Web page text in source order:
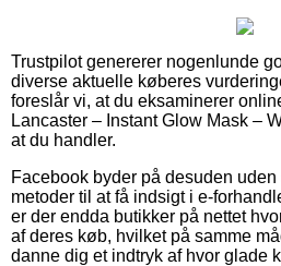
Trustpilot genererer nogenlunde
diverse aktuelle køberes
foreslår vi, at du eksaminerer
Lancaster – Instant Glow Mask –
at du handler.
Facebook byder på desuden
metoder til at få indsigt i e-
er der endda butikker på nettet
af deres køb, hvilket på samme
danne dig et indtryk af hvor glade